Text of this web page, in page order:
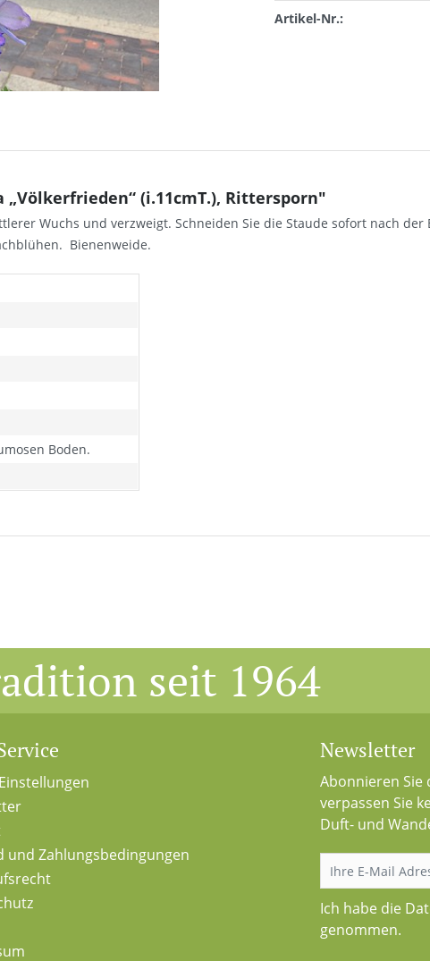
Artikel-Nr.:
(i.11cmT.), Rittersporn"
Wuchs und verzweigt. Schneiden Sie die Staude sofort nach
Bienenweide.
Boden.
seit 1964
und Zahlungsbedingungen
Newsletter
Abonnieren Sie
verpassen Sie
Duft- und
Ich habe die
genommen.